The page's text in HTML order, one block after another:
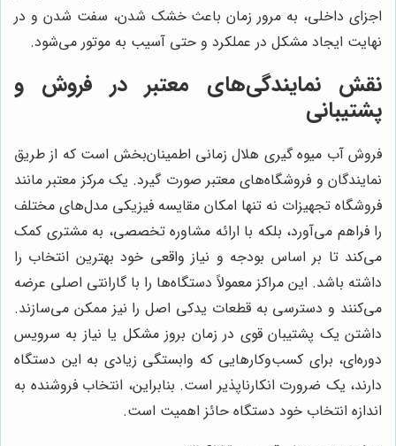
اجزای داخلی، به مرور زمان باعث خشک شدن، سفت شدن و در
نهایت ایجاد مشکل در عملکرد و حتی آسیب به موتور می‌شود.
نقش نمایندگی‌های معتبر در فروش و
پشتیبانی
فروش آب میوه گیری هلال زمانی اطمینان‌بخش است که از طریق
نمایندگان و فروشگاه‌های معتبر صورت گیرد. یک مرکز معتبر مانند
فروشگاه تجهیزات نه تنها امکان مقایسه فیزیکی مدل‌های مختلف
را فراهم می‌آورد، بلکه با ارائه مشاوره تخصصی، به مشتری کمک
می‌کند تا بر اساس بودجه و نیاز واقعی خود بهترین انتخاب را
داشته باشد. این مراکز معمولاً دستگاه‌ها را با گارانتی اصلی عرضه
می‌کنند و دسترسی به قطعات یدکی اصل را نیز ممکن می‌سازند.
داشتن یک پشتیبان قوی در زمان بروز مشکل یا نیاز به سرویس
دوره‌ای، برای کسب‌وکارهایی که وابستگی زیادی به این دستگاه
دارند، یک ضرورت انکارناپذیر است. بنابراین، انتخاب فروشنده به
اندازه انتخاب خود دستگاه حائز اهمیت است.